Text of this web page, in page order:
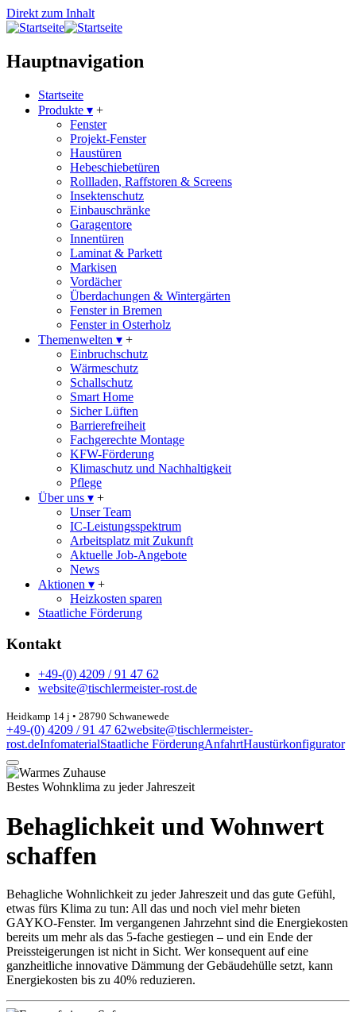
Direkt zum Inhalt
Hauptnavigation
Startseite
Produkte ▾ +
Fenster
Projekt-Fenster
Haustüren
Hebeschiebetüren
Rollladen, Raffstoren & Screens
Insektenschutz
Einbauschränke
Garagentore
Innentüren
Laminat & Parkett
Markisen
Vordächer
Überdachungen & Wintergärten
Fenster in Bremen
Fenster in Osterholz
Themenwelten ▾ +
Einbruchschutz
Wärmeschutz
Schallschutz
Smart Home
Sicher Lüften
Barrierefreiheit
Fachgerechte Montage
KFW-Förderung
Klimaschutz und Nachhaltigkeit
Pflege
Über uns ▾ +
Unser Team
IC-Leistungsspektrum
Arbeitsplatz mit Zukunft
Aktuelle Job-Angebote
News
Aktionen ▾ +
Heizkosten sparen
Staatliche Förderung
Kontakt
+49-(0) 4209 / 91 47 62
website@tischlermeister-rost.de
Heidkamp 14 j • 28790 Schwanewede
+49-(0) 4209 / 91 47 62website@tischlermeister-
rost.deInfomaterialStaatliche FörderungAnfahrtHaustürkonfigurator
Bestes Wohnklima zu jeder Jahreszeit
Behaglichkeit und Wohnwert
schaffen
Behagliche Wohnlichkeit zu jeder Jahreszeit und das gute Gefühl,
etwas fürs Klima zu tun: All das und noch viel mehr bieten
GAYKO-Fenster. Im vergangenen Jahrzehnt sind die Energiekosten
bereits um mehr als das 5-fache gestiegen – und ein Ende der
Preissteigerungen ist nicht in Sicht. Wer konsequent auf eine
ganzheitliche innovative Dämmung der Gebäudehülle setzt, kann
Energiekosten bis zu 40% reduzieren.